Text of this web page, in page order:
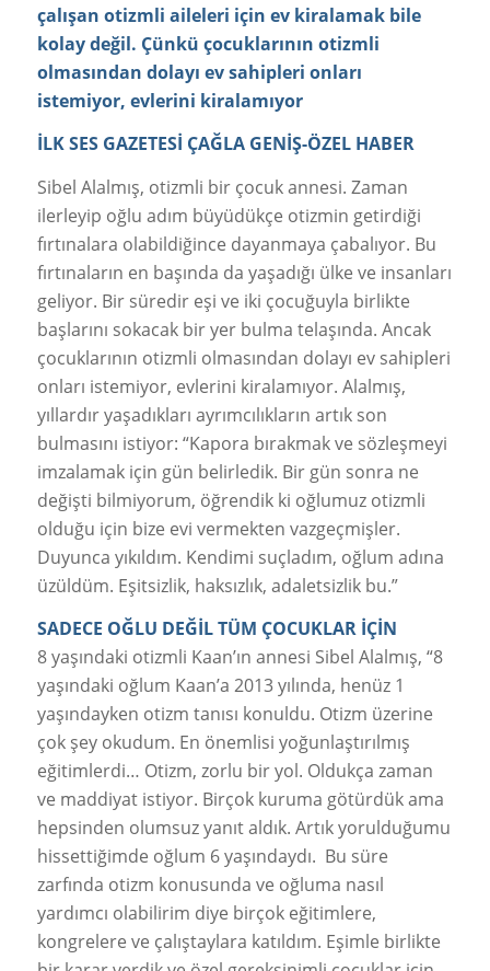
çalışan otizmli aileleri için ev kiralamak bile
kolay değil. Çünkü çocuklarının otizmli
olmasından dolayı ev sahipleri onları
istemiyor, evlerini kiralamıyor
İLK SES GAZETESİ ÇAĞLA GENİŞ-ÖZEL HABER
Sibel Alalmış, otizmli bir çocuk annesi. Zaman
ilerleyip oğlu adım büyüdükçe otizmin getirdiği
fırtınalara olabildiğince dayanmaya çabalıyor. Bu
fırtınaların en başında da yaşadığı ülke ve insanları
geliyor. Bir süredir eşi ve iki çocuğuyla birlikte
başlarını sokacak bir yer bulma telaşında. Ancak
çocuklarının otizmli olmasından dolayı ev sahipleri
onları istemiyor, evlerini kiralamıyor. Alalmış,
yıllardır yaşadıkları ayrımcılıkların artık son
bulmasını istiyor: “Kapora bırakmak ve sözleşmeyi
imzalamak için gün belirledik. Bir gün sonra ne
değişti bilmiyorum, öğrendik ki oğlumuz otizmli
olduğu için bize evi vermekten vazgeçmişler.
Duyunca yıkıldım. Kendimi suçladım, oğlum adına
üzüldüm. Eşitsizlik, haksızlık, adaletsizlik bu.”
SADECE OĞLU DEĞİL TÜM ÇOCUKLAR İÇİN
8 yaşındaki otizmli Kaan’ın annesi Sibel Alalmış, “8
yaşındaki oğlum Kaan’a 2013 yılında, henüz 1
yaşındayken otizm tanısı konuldu. Otizm üzerine
çok şey okudum. En önemlisi yoğunlaştırılmış
eğitimlerdi… Otizm, zorlu bir yol. Oldukça zaman
ve maddiyat istiyor. Birçok kuruma götürdük ama
hepsinden olumsuz yanıt aldık. Artık yorulduğumu
hissettiğimde oğlum 6 yaşındaydı. Bu süre
zarfında otizm konusunda ve oğluma nasıl
yardımcı olabilirim diye birçok eğitimlere,
kongrelere ve çalıştaylara katıldım. Eşimle birlikte